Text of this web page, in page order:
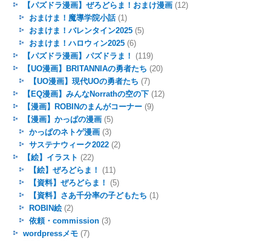
【パズドラ漫画】ぜろどらま！おまけ漫画(12)
おまけま！魔導学院小話(1)
おまけま！バレンタイン2025(5)
おまけま！ハロウィン2025(6)
【パズドラ漫画】パズドラま！
(119)
【UO漫画】BRITANNIAの勇者たち (20)
【UO漫画】現代UOの勇者たち (7)
【EQ漫画】みんなNorrathの空の下(12)
【漫画】ROBINのまんがコーナー(9)
【漫画】かっぱの漫画(5)
かっぱのネトゲ漫画(3)
サステナウィーク2022(2)
【絵】イラスト (22)
【絵】ぜろどらま！
(11)
【資料】ぜろどらま！
(5)
【資料】さあ千分率の子どもたち (1)
ROBIN絵(2)
依頼・commission(3)
wordpressメモ(7)